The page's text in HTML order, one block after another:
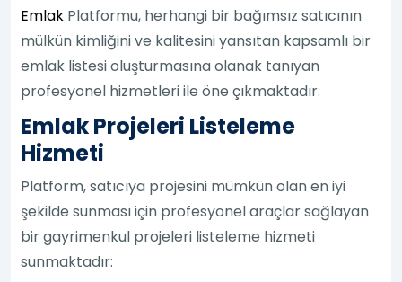
Emlak Platformu, herhangi bir bağımsız satıcının
mülkün kimliğini ve kalitesini yansıtan kapsamlı bir
emlak listesi oluşturmasına olanak tanıyan
profesyonel hizmetleri ile öne çıkmaktadır.
Emlak Projeleri Listeleme
Hizmeti
Platform, satıcıya projesini mümkün olan en iyi
şekilde sunması için profesyonel araçlar sağlayan
bir gayrimenkul projeleri listeleme hizmeti
sunmaktadır: